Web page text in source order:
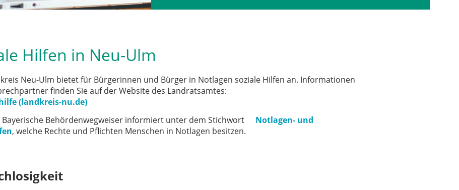
Hilfen in Neu-Ulm
Neu-Ulm bietet für Bürgerinnen und Bürger in Notlagen soziale Hilfen an. Informationen
finden Sie auf der Website des Landratsamtes:
(landkreis-nu.de)
Bayerische Behördenwegweiser informiert unter dem Stichwort
Notlagen- und
, welche Rechte und Pflichten Menschen in Notlagen besitzen.